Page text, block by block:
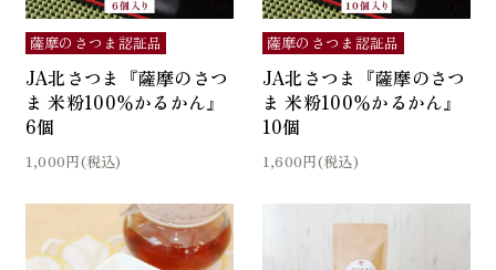
薩摩のさつま認証品
JA北さつま『薩摩のさつ
ま 米粉100％かるかん』
6個
1,000円(税込)
薩摩のさつま認証品
JA北さつま『薩摩のさつ
ま 米粉100％かるかん』
10個
1,600円(税込)